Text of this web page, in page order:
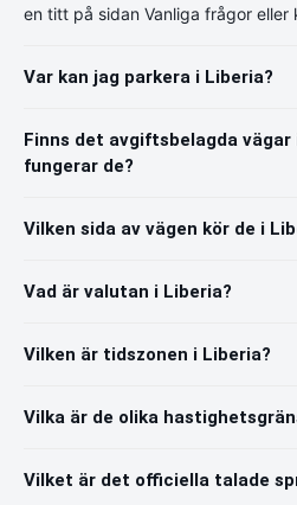
en titt på sidan Vanliga frågor eller
Var kan jag parkera i Liberia?
Finns det avgiftsbelagda vägar
fungerar de?
Vilken sida av vägen kör de i
Vad är valutan i Liberia?
Vilken är tidszonen i Liberia?
Vilka är de olika
Vilket är det officiella talade